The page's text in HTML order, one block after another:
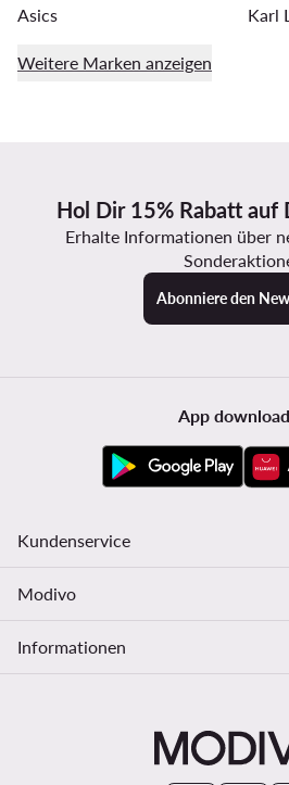
Asics Karl
Weitere Marken anzeigen
Hol Dir 15% Rabatt auf
Erhalte Informationen über
Abonniere den
App
Kundenservice
Modivo
Informationen